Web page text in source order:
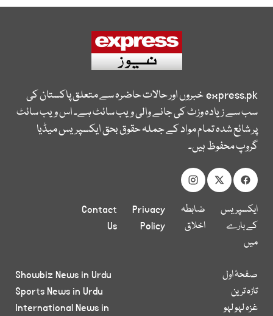
express.pkخبروں اور حالات حاضرہ سے متعلق پاکستان کی
سب سے زیادہ وزٹ کی جانے والی ویب سائٹ ہے۔ اس ویب سائٹ
پر شائع شدہ تمام مواد کے جملہ حقوق بحق ایکسپریس میڈیا
گروپ محفوظ ہیں۔
ایکسپریس
کے بارے
میں
ضابطہ
اخلاق
Privacy
Policy
Contact
Us
صفحۂ اول
تازہ ترین
غزہ لہو لہو
Showbiz News in Urdu
Sports News in Urdu
International News in